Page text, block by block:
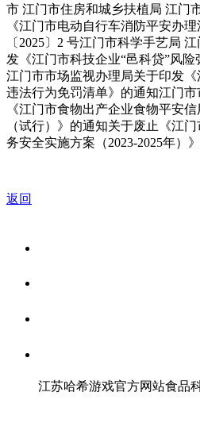
市 江门市住房和城乡扶植局 江门
《江门市电动自行车消防平安办
〔2025〕2 号江门市科学手艺局
发《江门市科技企业“邑科贷”风
江门市市场监视办理局关于印发
违法行为免罚清单》的通知江门
《江门市食物出产企业食物平安
（试行）》的通知关于废止《江
务安全实施方案（2023-2025年）
返回
江苏哈希游戏官方网站食品